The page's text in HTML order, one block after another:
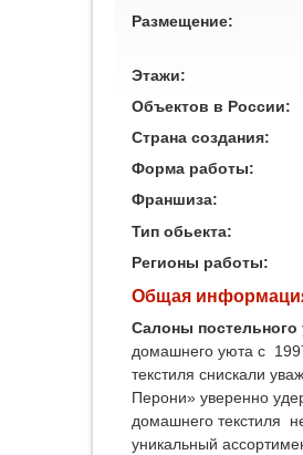
Размещение:
Этажи:
Объектов в России:
Страна создания:
Форма работы:
Франшиза:
Тип обьекта:
Регионы работы:
Общая
Салоны постельного
домашнего уюта с
текстиля снискали
Перони» уверенно
домашнего текстиля
уникальный